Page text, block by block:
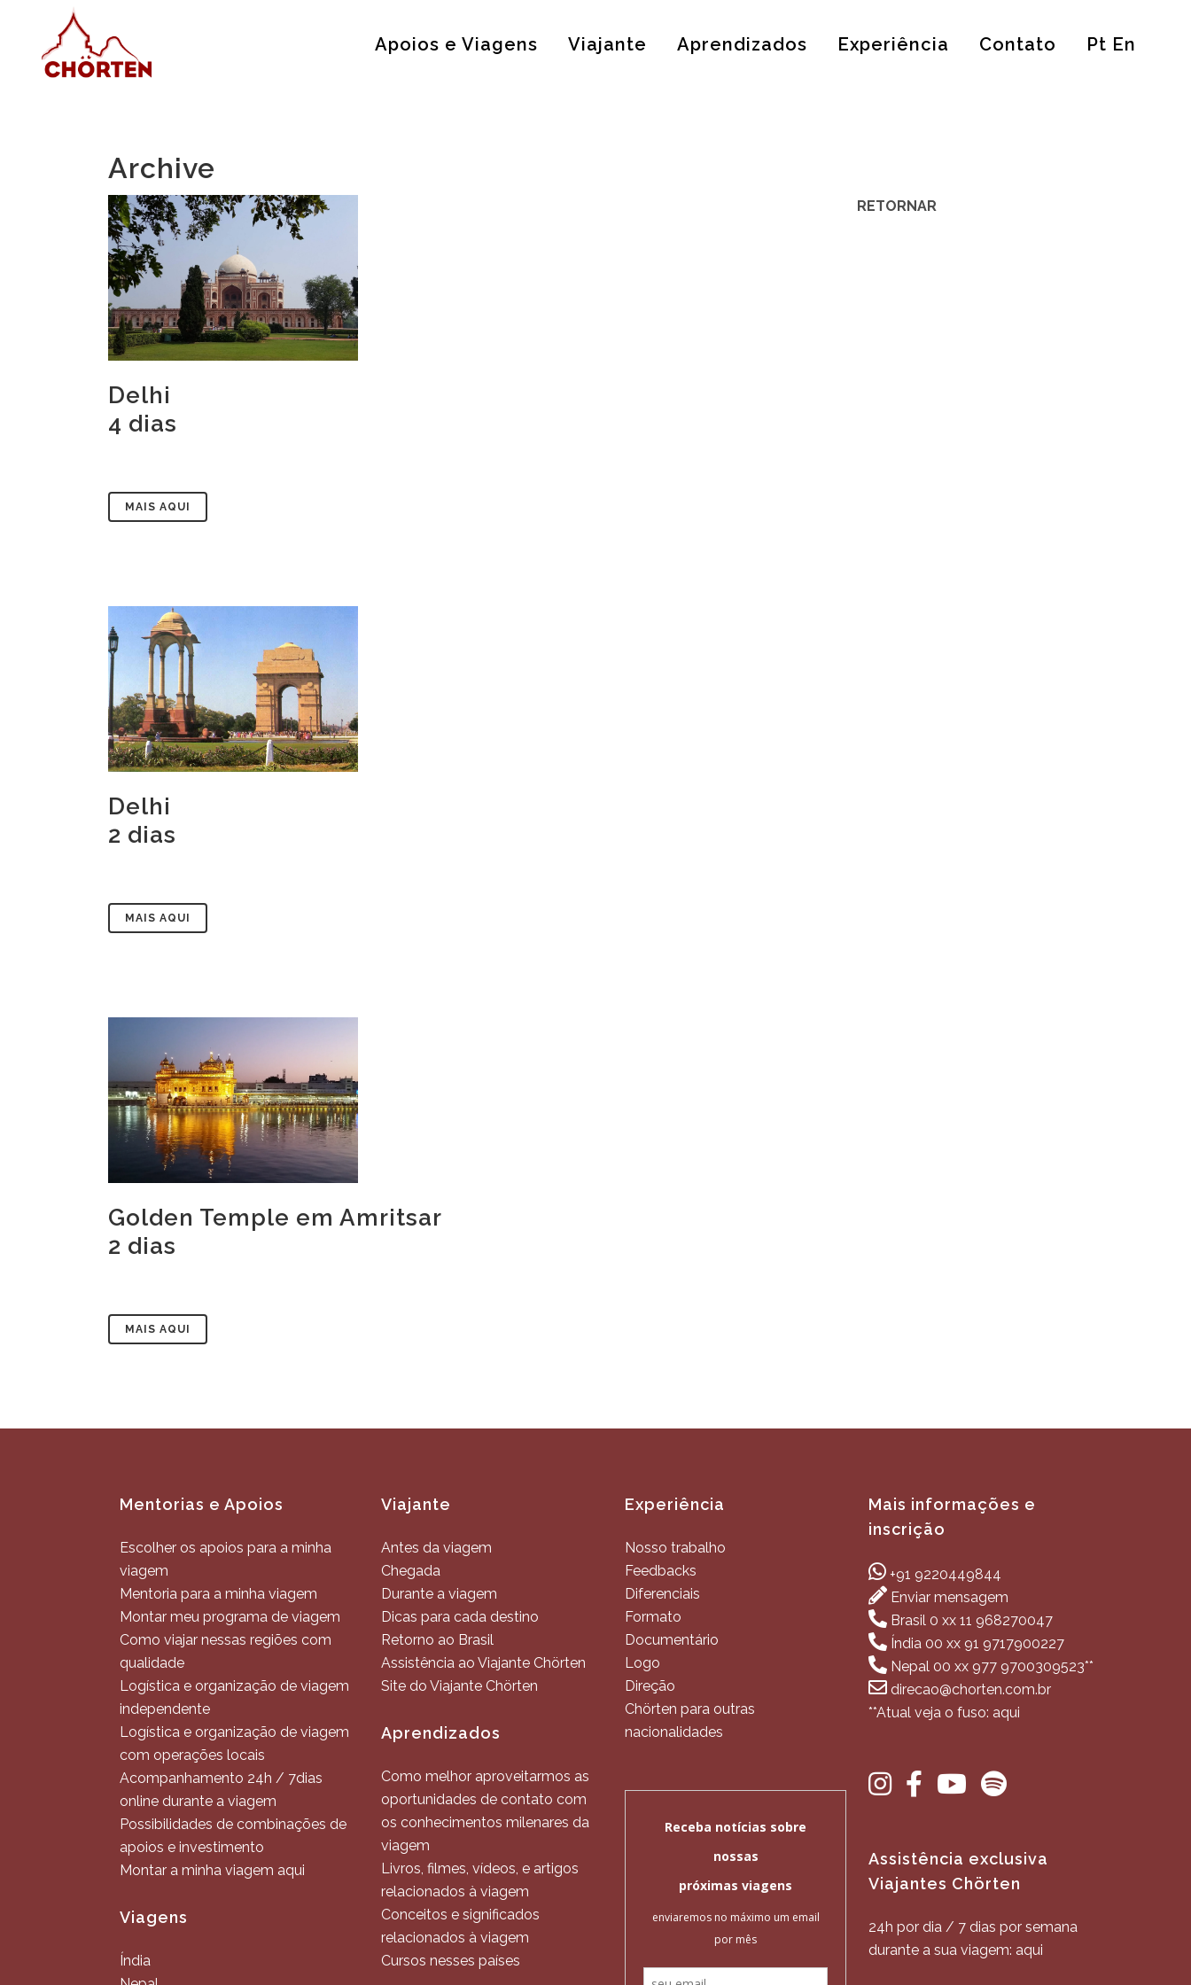
Apoios e Viagens Viajante Aprendizados Experiência Contato Pt En
Archive
Delhi
4 dias
MAIS AQUI
Delhi
2 dias
MAIS AQUI
Golden Temple em Amritsar
2 dias
MAIS AQUI
RETORNAR
Mentorias e Apoios
Escolher os apoios para a minha
viagem
Mentoria para a minha viagem
Montar meu programa de viagem
Como viajar nessas regiões com
qualidade
Logística e organização de viagem
independente
Logística e organização de viagem
com operações locais
Acompanhamento 24h / 7dias
online durante a viagem
Possibilidades de combinações de
apoios e investimento
Montar a minha viagem aqui
Viagens
Índia
Viajante
Antes da viagem
Chegada
Durante a viagem
Dicas para cada destino
Retorno ao Brasil
Assistência ao Viajante Chörten
Site do Viajante Chörten
Aprendizados
Como melhor aproveitarmos as
oportunidades de contato com
os conhecimentos milenares da
viagem
Livros, filmes, vídeos, e artigos
relacionados à viagem
Conceitos e significados
relacionados à viagem
Cursos nesses países
Experiência
Nosso trabalho
Feedbacks
Diferenciais
Formato
Documentário
Logo
Direção
Chörten para outras
nacionalidades
Mais informações e
inscrição
+91 9220449844
Enviar mensagem
Brasil 0 xx 11 968270047
Índia 00 xx 91 9717900227
Nepal 00 xx 977 9700309523**
direcao@chorten.com.br
**Atual veja o fuso: aqui
Assistência exclusiva
Viajantes Chörten
24h por dia / 7 dias por semana
durante a sua viagem: aqui